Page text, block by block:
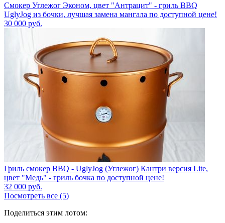
Смокер Углежог Эконом, цвет "Антрацит" - гриль BBQ
UglyJog из бочки, лучшая замена мангала по доступной цене!
30 000 руб.
Гриль смокер BBQ - UglyJog (Углежог) Кантри версия Lite,
цвет "Медь" - гриль бочка по доступной цене!
32 000 руб.
Посмотреть все (5)
Поделиться этим лотом: